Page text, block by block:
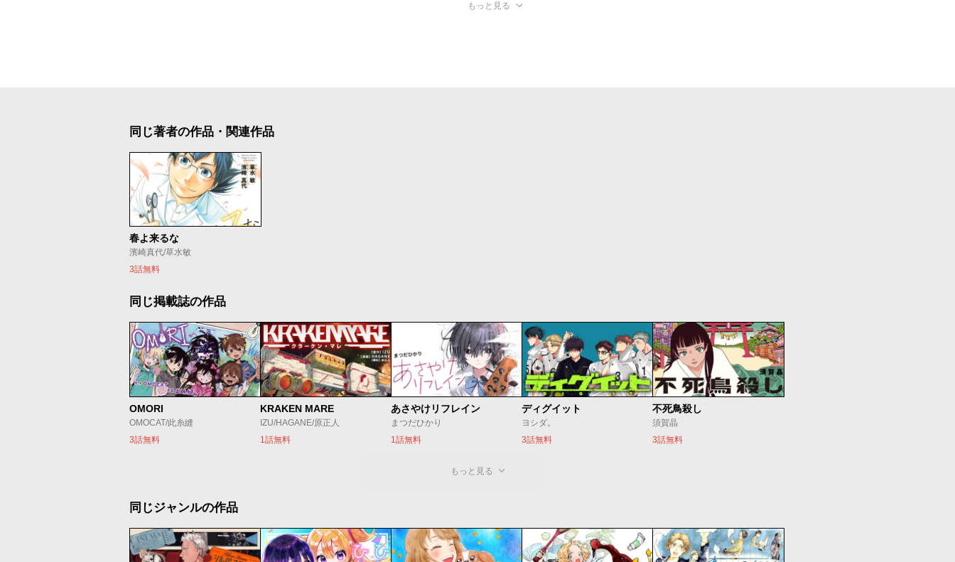
もっと見る
同じ著者の作品・関連作品
春よ来るな
濱崎真代/草水敏
3話無料
同じ掲載誌の作品
OMORI
OMOCAT/此糸縫
3話無料
KRAKEN MARE
IZU/HAGANE/原正人
1話無料
あさやけリフレイン
まつだひかり
1話無料
ディグイット
ヨシダ。
3話無料
不死鳥殺し
須賀晶
3話無料
もっと見る
同じジャンルの作品